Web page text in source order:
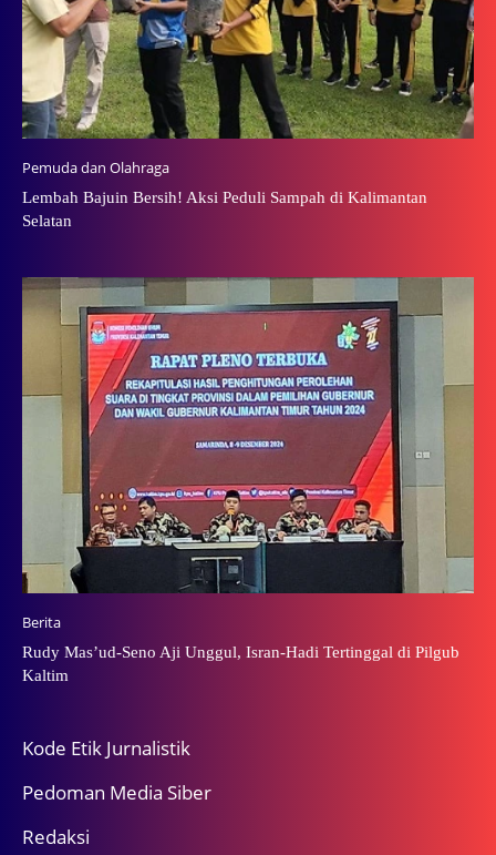
Pemuda dan Olahraga
Lembah Bajuin Bersih! Aksi Peduli Sampah di Kalimantan
Selatan
Berita
Rudy Mas’ud-Seno Aji Unggul, Isran-Hadi Tertinggal di Pilgub
Kaltim
Kode Etik Jurnalistik
Pedoman Media Siber
Redaksi